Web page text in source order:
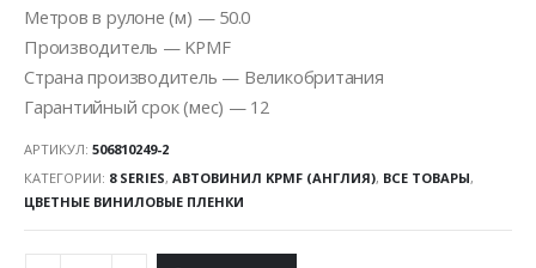
Метров в рулоне (м) — 50.0
Производитель — KPMF
Страна производитель — Великобритания
Гарантийный срок (мес) — 12
АРТИКУЛ: 506810249-2
КАТЕГОРИИ: 8 SERIES, АВТОВИНИЛ KPMF (АНГЛИЯ), ВСЕ ТОВАРЫ,
ЦВЕТНЫЕ ВИНИЛОВЫЕ ПЛЕНКИ